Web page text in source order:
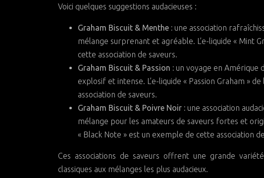
Voici quelques suggestions audacieuses :
Graham Biscuit & Menthe : une association
mélange surprenant et agréable. L’e-liquide « Mint
cette association de saveurs.
Graham Biscuit & Passion : un voyage en Amérique
explosif et intense. L’e-liquide « Passion Graham »
association de saveurs.
Graham Biscuit & Poivre Noir : une association
mélange pour les amateurs de saveurs fortes et
« Black Note » est un exemple de cette association
Ces associations de saveurs offrent une grande
classiques aux mélanges les plus audacieux.